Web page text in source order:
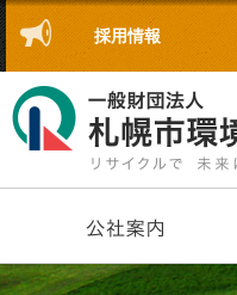
採用情報